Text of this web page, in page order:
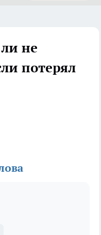
не
потерял